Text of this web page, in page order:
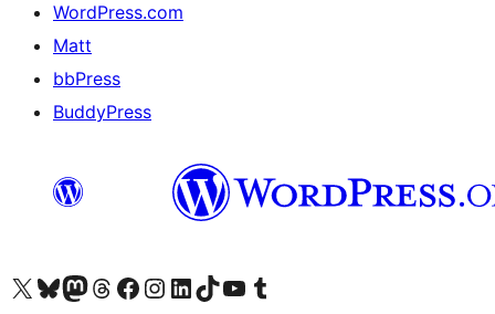
WordPress.com
Matt
bbPress
BuddyPress
Navštivte náš účet na X (dříve Twitter)
Navštivte náš Bluesky účetNavštivte náš účet Mastodon
Navštivte náš Threads účetNavštivte naši stránku na Facebooku
Navštivte náš Instagram účetNavštivte náš LinkedIn účetNavštivte náš TikTok účetNavštivte náš YouTube kanálNavštivte náš Tumblr účet